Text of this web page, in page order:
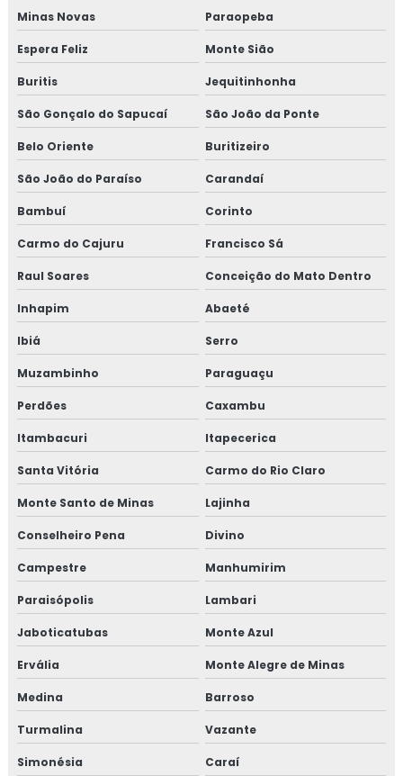
Inspeção de pintura industrial
Minas Novas Paraopeba
Espera Feliz Monte Sião
Buritis Jequitinhonha
São Gonçalo do Sapucaí São João da Ponte
Belo Oriente Buritizeiro
São João do Paraíso Carandaí
Bambuí Corinto
Carmo do Cajuru Francisco Sá
Raul Soares Conceição do Mato Dentro
Inhapim Abaeté
Ibiá Serro
Muzambinho Paraguaçu
Perdões Caxambu
Itambacuri Itapecerica
Santa Vitória Carmo do Rio Claro
Monte Santo de Minas Lajinha
Conselheiro Pena Divino
Campestre Manhumirim
Paraisópolis Lambari
Jaboticatubas Monte Azul
Ervália Monte Alegre de Minas
Medina Barroso
Turmalina Vazante
Simonésia Caraí